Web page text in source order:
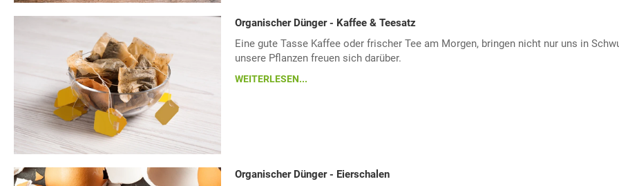
Organischer Dünger - Kaffee & Teesatz
Eine gute Tasse Kaffee oder frischer Tee am Morgen, bringen nicht nur uns in
unsere Pflanzen freuen sich darüber.
WEITERLESEN...
Organischer Dünger - Eierschalen